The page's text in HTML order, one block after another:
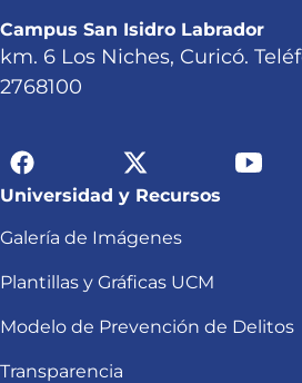
Campus San Isidro Labrador
km. 6 Los Niches, Curicó.
2768100
Universidad y Recursos
Galería de Imágenes
Plantillas y Gráficas UCM
Modelo de Prevención de Delitos
Transparencia